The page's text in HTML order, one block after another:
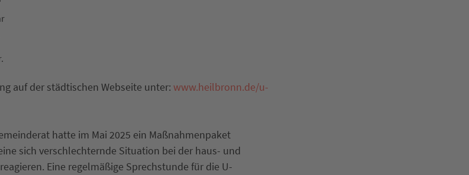
auf der städtischen Webseite unter: www.heilbronn.de/u-
hatte im Mai 2025 ein Maßnahmenpaket
sich verschlechternde Situation bei der haus- und
Eine regelmäßige Sprechstunde für die U-